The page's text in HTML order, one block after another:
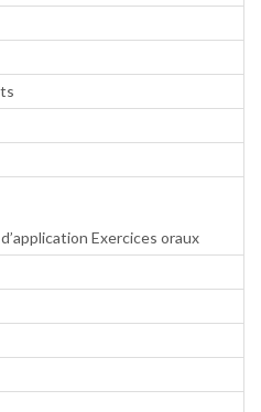
Exercices oraux